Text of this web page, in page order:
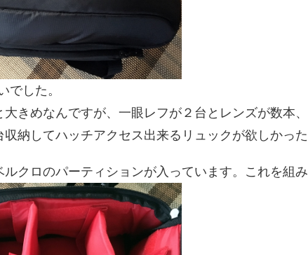
でした。
きめなんですが、一眼レフが２台とレンズが数本
納してハッチアクセス出来るリュックが欲しかっ
クロのパーティションが入っています。これを組